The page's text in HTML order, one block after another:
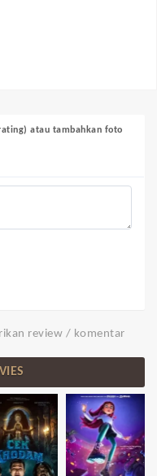
atau tambahkan foto
review / komentar